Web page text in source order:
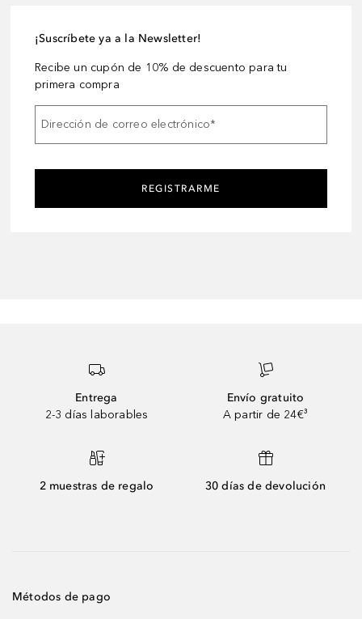
¡Suscríbete ya a la Newsletter!
Recibe un cupón de 10% de descuento para tu
primera compra
Dirección de correo electrónico*
REGISTRARME
Entrega
2-3 días laborables
Envío gratuito
A partir de 24€³
2 muestras de regalo 30 días de devolución
Métodos de pago